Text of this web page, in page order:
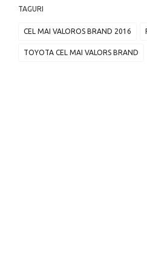
TAGURI
CEL MAI VALOROS BRAND 2016
TOYOTA CEL MAI VALORS BRAND